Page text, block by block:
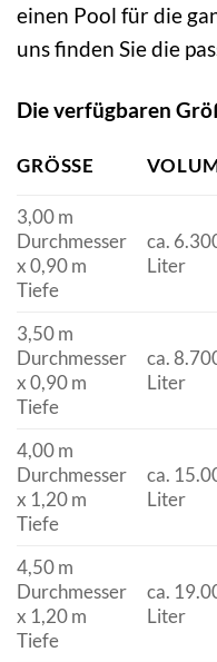
einen Pool für die
uns finden Sie die
Die verfügbaren
GRÖSSE
3,00 m
Durchmesser
x 0,90 m
Tiefe
ca.
Liter
3,50 m
Durchmesser
x 0,90 m
Tiefe
ca.
Liter
4,00 m
Durchmesser
x 1,20 m
Tiefe
ca.
Liter
4,50 m
Durchmesser
x 1,20 m
Tiefe
ca.
Liter